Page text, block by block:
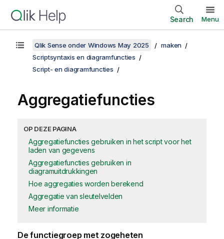
Search Menu
Qlik Sense onder Windows May 2025
maken
Scriptsyntaxis en diagramfuncties
Script- en diagramfuncties
Aggregatiefuncties
OP DEZE PAGINA
Aggregatiefuncties gebruiken in het script voor het
laden van gegevens
Aggregatiefuncties gebruiken in
diagramuitdrukkingen
Hoe aggregaties worden berekend
Aggregatie van sleutelvelden
Meer informatie
De functiegroep met zogeheten